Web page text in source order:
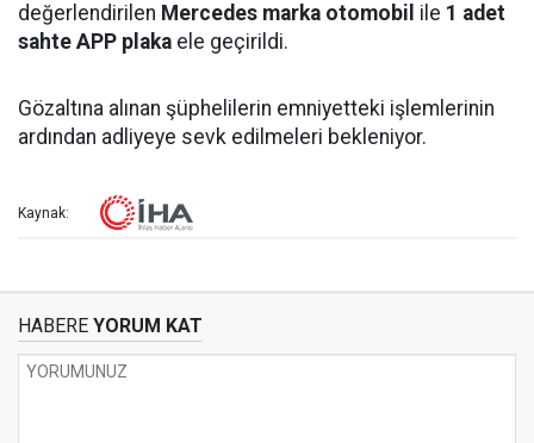
değerlendirilen Mercedes marka otomobil ile 1 adet
sahte APP plaka ele geçirildi.
Gözaltına alınan şüphelilerin emniyetteki işlemlerinin
ardından adliyeye sevk edilmeleri bekleniyor.
Kaynak:
HABERE YORUM KAT